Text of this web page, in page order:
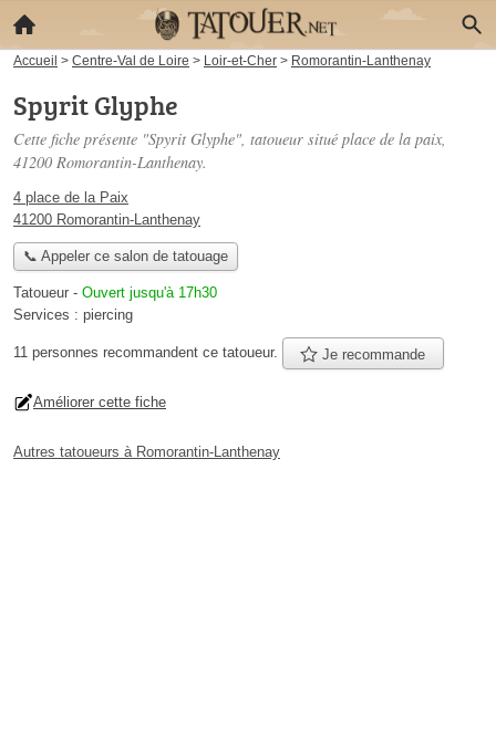
Accueil > Centre-Val de Loire > Loir-et-Cher > Romorantin-Lanthenay
Spyrit Glyphe
Cette fiche présente "Spyrit Glyphe", tatoueur situé place de la paix,
41200 Romorantin-Lanthenay.
4 place de la Paix
41200 Romorantin-Lanthenay
📞 Appeler ce salon de tatouage
Tatoueur - Ouvert jusqu'à 17h30
Services : piercing
11 personnes recommandent ce tatoueur. Je recommande
Améliorer cette fiche
Autres tatoueurs à Romorantin-Lanthenay